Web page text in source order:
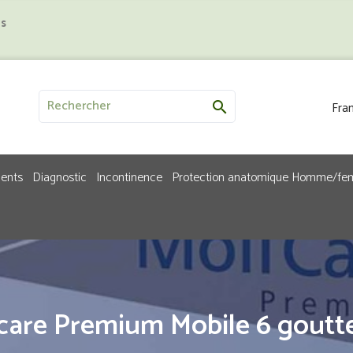

Diagnostic Incontinence Protection anatomique Homme/
Premium Mobile 6